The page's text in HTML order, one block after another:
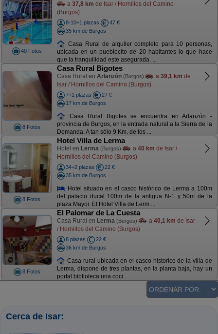
40 Fotos
a 37,8 km de Isar / Hornillos del Camino
(Burgos)
8-10+1 plazas
47 €
35 km de Burgos
Casa Rural de alquiler completo para 10 personas,
ubicada en un pueblecito de 20 habitantes lo que hace
que la tranquilidad este asegurada. ...
8 Fotos
Casa Rural Bigotes
Casa Rural en Arlanzón (Burgos) a 39,1 km de
Isar / Hornillos del Camino (Burgos)
7+1 plazas
27 €
17 km de Burgos
Casa Rural Bigotes se encuentra en Arlanzón -
provincia de Burgos, en la entrada natural a la Sierra de la
Demanda. A tan sólo 9 Km. de los ...
8 Fotos
Hotel Villa de Lerma
Hotel en Lerma (Burgos) a 40 km de Isar /
Hornillos del Camino (Burgos)
34+2 plazas
22 €
35 km de Burgos
Hotel situado en el casco histórico de Lerma a 100m
del palacio ducal 100m de la antigua N-1 y 50m de la
plaza Mayor. El Hotel Villa de Lerm ...
8 Fotos
El Palomar de La Cuesta
Casa Rural en Lerma (Burgos) a 40,1 km de Isar
/ Hornillos del Camino (Burgos)
8 plazas
22 €
36 km de Burgos
Casa rural ubicada en el casco historico de la villa de
Lerma, dispone de tres plantas, en la planta baja, hay un
portal biblioteca una coci ...
Cerca de Isar: